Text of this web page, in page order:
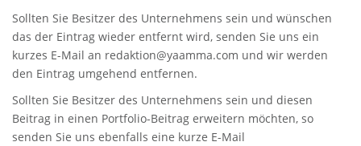
Sollten Sie Besitzer des Unternehmens sein und wünschen
das der Eintrag wieder entfernt wird, senden Sie uns ein
kurzes E-Mail an redaktion@yaamma.com und wir werden
den Eintrag umgehend entfernen.
Sollten Sie Besitzer des Unternehmens sein und diesen
Beitrag in einen Portfolio-Beitrag erweitern möchten, so
senden Sie uns ebenfalls eine kurze E-Mail